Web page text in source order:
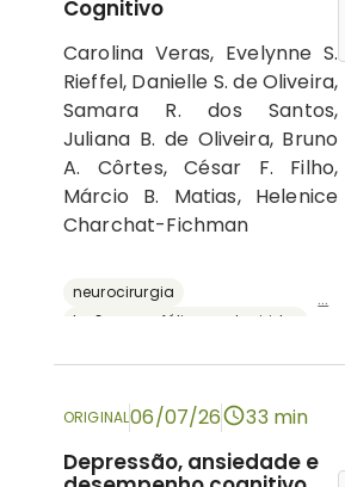
Cognitivo
Carolina Veras, Evelynne S.
Rieffel, Danielle S. de Oliveira,
Samara R. dos Santos,
Juliana B. de Oliveira, Bruno
A. Côrtes, César F. Filho,
Márcio B. Matias, Helenice
Charchat-Fichman
neurocirurgia
bateria breve de rastreio cognitivo
...
ORIGINAL06/07/26 33 min
Depressão, ansiedade e